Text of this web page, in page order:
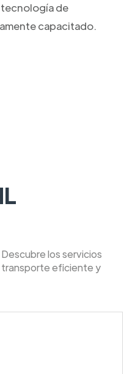
de
capacitado.
los servicios
transporte eficiente y